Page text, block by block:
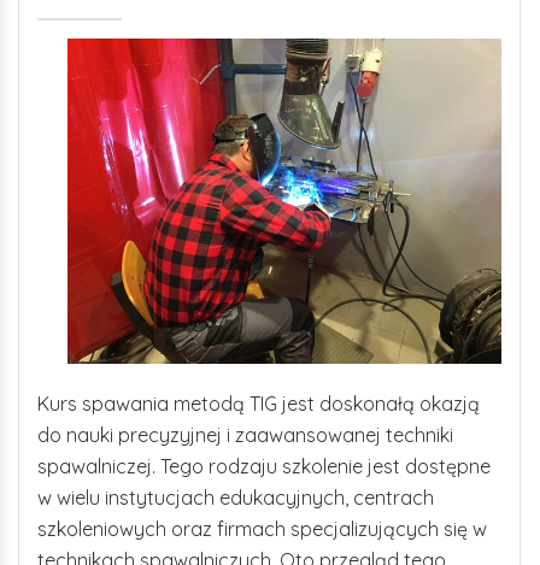
Kurs spawania metodą TIG jest doskonałą okazją
do nauki precyzyjnej i zaawansowanej techniki
spawalniczej. Tego rodzaju szkolenie jest dostępne
w wielu instytucjach edukacyjnych, centrach
szkoleniowych oraz firmach specjalizujących się w